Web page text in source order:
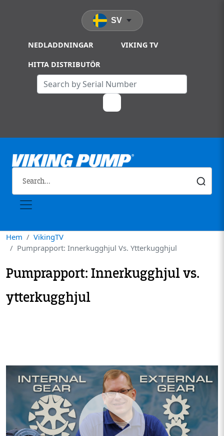
NEDLADDNINGAR VIKING TV
HITTA DISTRIBUTÖR
SV
Hem
VikingTV
Pumprapport: Innerkugghjul Vs. Ytterkugghjul
Pumprapport: Innerkugghjul vs.
ytterkugghjul